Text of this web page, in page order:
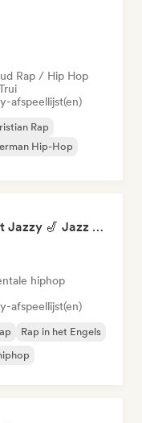
Rap / Hip Hop
afspeellijst(en)
Rap
Hip-Hop
Boom Bap, But Make It Jazzy 🎷 Jazz Rap, Underground & Conscious Hip-Hop
hiphop
afspeellijst(en)
Rap in het Engels